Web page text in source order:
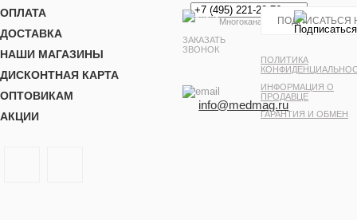
ОПЛАТА
ДОСТАВКА
НАШИ МАГАЗИНЫ
ДИСКОНТНАЯ КАРТА
ОПТОВИКАМ
АКЦИИ
Многоканальный
ЗАКАЗАТЬ
ЗВОНОК
info@medmag.ru
ПОЛИТИКА
ИНФОРМАЦИЯ О
ПРОДАВЦЕ
ГАРАНТИЯ И ОБМЕН